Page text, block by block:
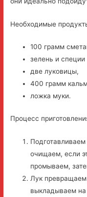
Необходимые
100 грамм
зелень и специи
две луковицы,
400 грамм
ложка муки.
Процесс
очищаем, если
промываем,
Лук превращаем
выкладываем